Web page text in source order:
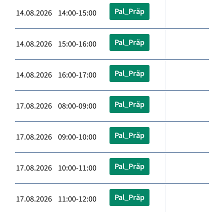
14.08.2026 14:00-15:00 Pal_Präp
14.08.2026 15:00-16:00 Pal_Präp
14.08.2026 16:00-17:00 Pal_Präp
17.08.2026 08:00-09:00 Pal_Präp
17.08.2026 09:00-10:00 Pal_Präp
17.08.2026 10:00-11:00 Pal_Präp
17.08.2026 11:00-12:00 Pal_Präp